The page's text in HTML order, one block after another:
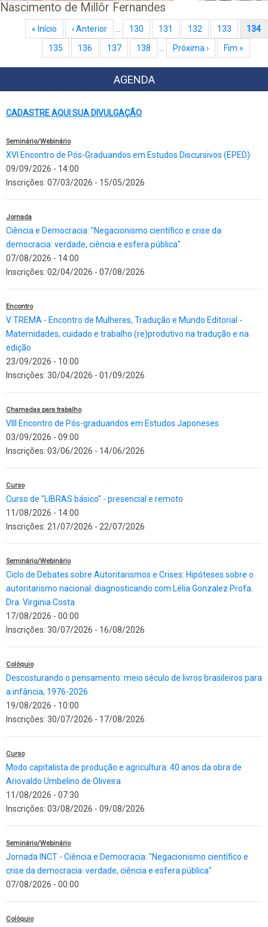
Nascimento de Millôr Fernandes
Paginação
Primeira página
« Início Página anterior
‹ Anterior … Page
130 Page
131 Page
132 Page
133 Página atual
134
Page
135 Page
136 Page
137 Page
138 … Próxima página
Próxima › Última página
Fim »
AGENDA
CADASTRE AQUI SUA DIVULGAÇÃO
Seminário/Webinário
XVI Encontro de Pós-Graduandos em Estudos Discursivos (EPED)
09/09/2026 - 14:00
Inscrições: 07/03/2026 - 15/05/2026
Jornada
Ciência e Democracia: "Negacionismo científico e crise da
democracia: verdade, ciência e esfera pública"
07/08/2026 - 14:00
Inscrições: 02/04/2026 - 07/08/2026
Encontro
V TREMA - Encontro de Mulheres, Tradução e Mundo Editorial -
Maternidades, cuidado e trabalho (re)produtivo na tradução e na
edição
23/09/2026 - 10:00
Inscrições: 30/04/2026 - 01/09/2026
Chamadas para trabalho
VIII Encontro de Pós-graduandos em Estudos Japoneses
03/09/2026 - 09:00
Inscrições: 03/06/2026 - 14/06/2026
Curso
Curso de "LIBRAS básico" - presencial e remoto
11/08/2026 - 14:00
Inscrições: 21/07/2026 - 22/07/2026
Seminário/Webinário
Ciclo de Debates sobre Autoritarismos e Crises: Hipóteses sobre o
autoritarismo nacional: diagnosticando com Lélia Gonzalez Profa.
Dra. Virginia Costa
17/08/2026 - 00:00
Inscrições: 30/07/2026 - 16/08/2026
Colóquio
Descosturando o pensamento: meio século de livros brasileiros para
a infância, 1976-2026
19/08/2026 - 10:00
Inscrições: 30/07/2026 - 17/08/2026
Curso
Modo capitalista de produção e agricultura: 40 anos da obra de
Ariovaldo Umbelino de Oliveira
11/08/2026 - 07:30
Inscrições: 03/08/2026 - 09/08/2026
Seminário/Webinário
Jornada INCT - Ciência e Democracia: "Negacionismo científico e
crise da democracia: verdade, ciência e esfera pública"
07/08/2026 - 00:00
Colóquio